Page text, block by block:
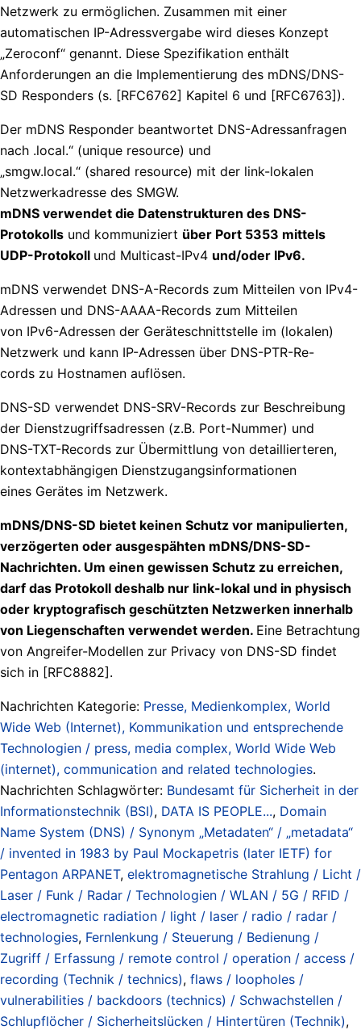
Netzwerk zu ermöglichen. Zusammen mit einer
automatischen IP-Adressvergabe wird dieses Konzept
„Zeroconf“ genannt. Diese Spezifikation enthält
Anforderungen an die Implementierung des mDNS/DNS-
SD Responders (s. [RFC6762] Kapitel 6 und [RFC6763]).
Der mDNS Responder beantwortet DNS-Adressanfragen
nach .local.“ (unique resource) und
„smgw.local.“ (shared resource) mit der link-lokalen
Netzwerkadresse des SMGW.
mDNS verwendet die Datenstrukturen des DNS-
Protokolls und kommuniziert über Port 5353 mittels
UDP-Protokoll und Multicast-IPv4 und/oder IPv6.
mDNS verwendet DNS-A-Records zum Mitteilen von IPv4-
Adressen und DNS-AAAA-Records zum Mitteilen
von IPv6-Adressen der Geräteschnittstelle im (lokalen)
Netzwerk und kann IP-Adressen über DNS-PTR-Re-
cords zu Hostnamen auflösen.
DNS-SD verwendet DNS-SRV-Records zur Beschreibung
der Dienstzugriffsadressen (z.B. Port-Nummer) und
DNS-TXT-Records zur Übermittlung von detaillierteren,
kontextabhängigen Dienstzugangsinformationen
eines Gerätes im Netzwerk.
mDNS/DNS-SD bietet keinen Schutz vor manipulierten,
verzögerten oder ausgespähten mDNS/DNS-SD-
Nachrichten. Um einen gewissen Schutz zu erreichen,
darf das Protokoll deshalb nur link-lokal und in physisch
oder kryptografisch geschützten Netzwerken innerhalb
von Liegenschaften verwendet werden. Eine Betrachtung
von Angreifer-Modellen zur Privacy von DNS-SD findet
sich in [RFC8882].
Nachrichten Kategorie: Presse, Medienkomplex, World
Wide Web (Internet), Kommunikation und entsprechende
Technologien / press, media complex, World Wide Web
(internet), communication and related technologies.
Nachrichten Schlagwörter: Bundesamt für Sicherheit in der
Informationstechnik (BSI), DATA IS PEOPLE..., Domain
Name System (DNS) / Synonym „Metadaten“ / „metadata“
/ invented in 1983 by Paul Mockapetris (later IETF) for
Pentagon ARPANET, elektromagnetische Strahlung / Licht /
Laser / Funk / Radar / Technologien / WLAN / 5G / RFID /
electromagnetic radiation / light / laser / radio / radar /
technologies, Fernlenkung / Steuerung / Bedienung /
Zugriff / Erfassung / remote control / operation / access /
recording (Technik / technics), flaws / loopholes /
vulnerabilities / backdoors (technics) / Schwachstellen /
Schlupflöcher / Sicherheitslücken / Hintertüren (Technik),